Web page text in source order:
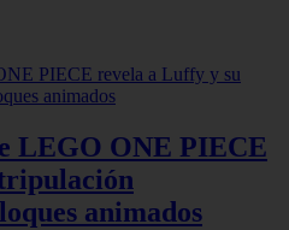
LEGO ONE PIECE
animados